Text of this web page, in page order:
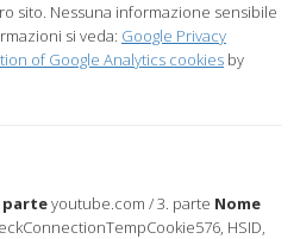
sito. Nessuna informazione sensibile
si veda: Google Privacy
of Google Analytics cookies by
parteyoutube.com / 3. parte Nome
HSID,